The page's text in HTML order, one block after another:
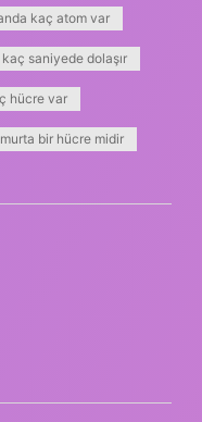
kaç atom var
saniyede dolaşır
hücre var
bir hücre midir